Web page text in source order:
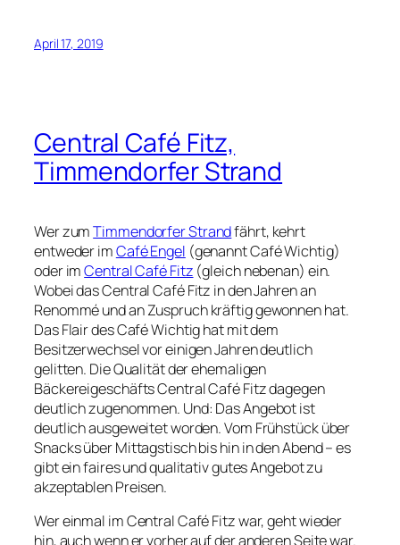
April 17, 2019
Central Café Fitz,
Timmendorfer Strand
Wer zumTimmendorfer Strandfährt, kehrt
entweder imCafé Engel (genannt Café Wichtig)
oder imCentral Café Fitz (gleich nebenan) ein.
Wobei das Central Café Fitz in den Jahren an
Renommé und an Zuspruch kräftig gewonnen hat.
Das Flair des Café Wichtig hat mit dem
Besitzerwechsel vor einigen Jahren deutlich
gelitten. Die Qualität der ehemaligen
Bäckereigeschäfts Central Café Fitz dagegen
deutlich zugenommen. Und: Das Angebot ist
deutlich ausgeweitet worden. Vom Frühstück über
Snacks über Mittagstisch bis hin in den Abend – es
gibt ein faires und qualitativ gutes Angebot zu
akzeptablen Preisen.
Wer einmal im Central Café Fitz war, geht wieder
hin, auch wenn er vorher auf der anderen Seite war.